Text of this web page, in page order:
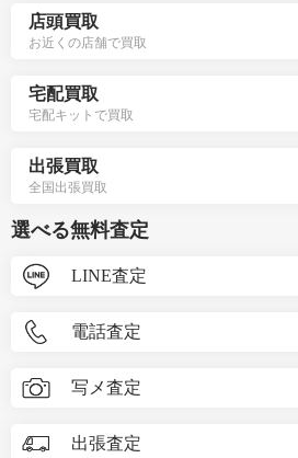
店頭買取
お近くの店舗で買取
宅配買取
宅配キットで買取
出張買取
全国出張買取
選べる無料査定
LINE査定
電話査定
写メ査定
出張査定